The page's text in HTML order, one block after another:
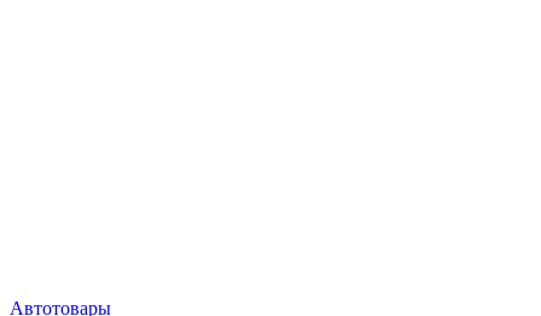
Автотовары